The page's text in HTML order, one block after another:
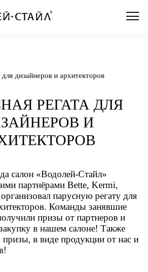
дизайнеров и архитекторов
РЕГАТА ДЛЯ
И
салон «Водолей-Стайл»
партнёрами Bette, Kermi,
парусную регату для
Команды занявшие
призы от партнеров и
в нашем салоне! Также
в виде продукции от нас и